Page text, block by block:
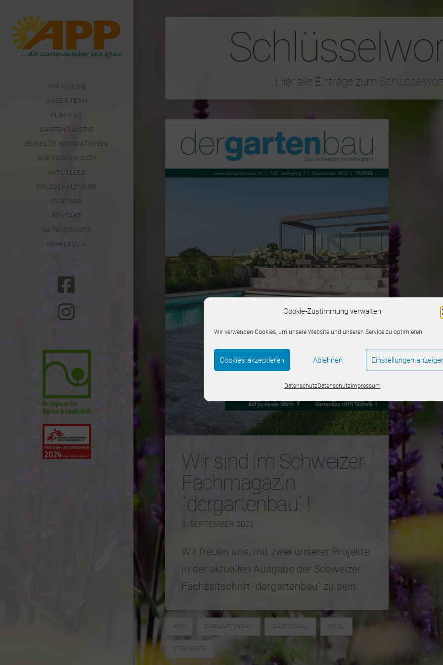
Cookie-Zustimmung verwalten
Wir verwenden Cookies, um unsere Website und unseren Service zu optimieren.
Cookies akzeptieren Ablehnen Einstellungen
DatenschutzDatenschutzImpressum
WIR FÜR SIE
UNSER TEAM
PLANUNG
GARTENGALERIE
BEWEGTE INSPIRATIONEN
WIR SUCHEN DICH
AKTUELLES
PFLEGEKALENDER
PARTNER
KONTAKT
DATENSCHUTZ
IMPRESSUM
Hier alle Einträge zum
Wir sind im Schweizer
Fachmagazin
`dergartenbau` !
8. SEPTEMBER 2022
Wir freuen uns, mit zwei unserer Projekte
in der aktuellen Ausgabe der Schweizer
Fachzeitschrift `dergartenbau` zu sein.
APP DERGARTENBAU GARTENBAU POOL
TITELSEITE